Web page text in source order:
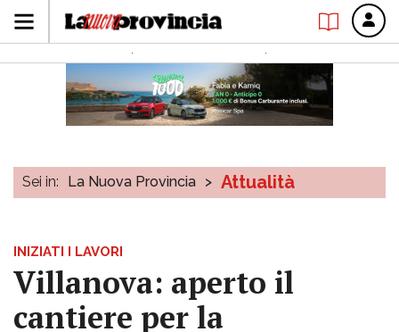
Sei in: La Nuova Provincia > Attualità
INIZIATI I LAVORI
Villanova: aperto il
cantiere per la